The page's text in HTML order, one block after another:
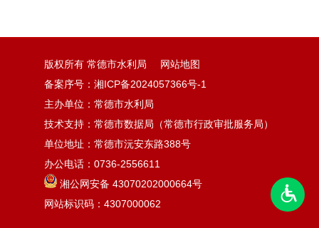
版权所有 常德市水利局
网站地图
备案序号：湘ICP备2024057366号-1
主办单位：常德市水利局
技术支持：常德市数据局（常德市行政审批服务局）
单位地址：常德市沅安东路388号
办公电话：0736-2556611
湘公网安备 43070202000664号
网站标识码：4307000062